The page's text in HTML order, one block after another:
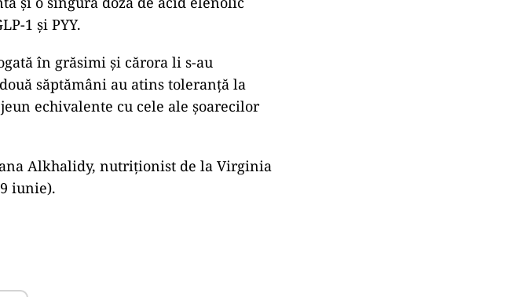
1 și PYY.
în grăsimi și cărora li s-au
săptămâni au atins toleranță la
echivalente cu cele ale șoarecilor
Alkhalidy, nutriționist de la Virginia
iunie).